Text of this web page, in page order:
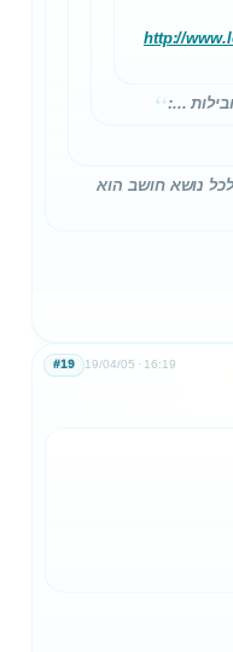
http://
...:
נושא חושב הוא
19/04/05 16:19
#19